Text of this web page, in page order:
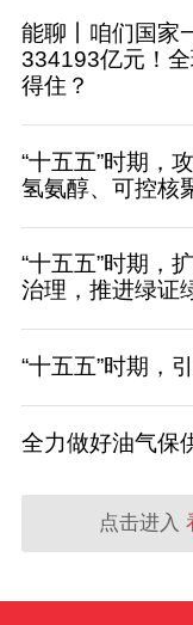
能聊丨咱们国家
334193亿元！
得住？
“十五五”时期，
氢氨醇、可控核
“十五五”时期，
治理，推进绿证
“十五五”时期，
全力做好油气保
点击进入